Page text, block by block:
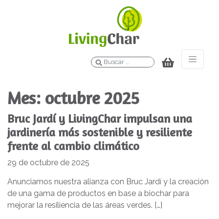
Buscar
Mes: octubre 2025
Bruc Jardí y LivingChar impulsan una
jardinería más sostenible y resiliente
frente al cambio climático
29 de octubre de 2025
Anunciamos nuestra alianza con Bruc Jardí y la creación
de una gama de productos en base a biochar para
mejorar la resiliencia de las áreas verdes. […]